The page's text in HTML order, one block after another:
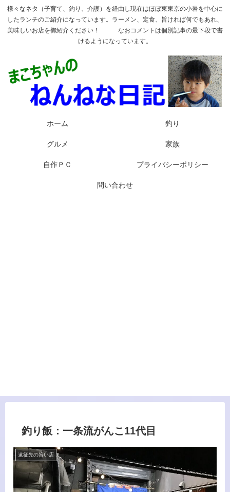
様々なネタ（子育て、釣り、介護）を経由し現在はほぼ東東京の小岩を中心に
したランチのご紹介になっています。ラーメン、定食、旨ければ何でもあれ、
美味しいお店を御紹介ください！ なおコメントは個別記事の最下段で書
けるようになっています。
ホーム 釣り
グルメ 家族
自作ＰＣ プライバシーポリシー
問い合わせ
釣り飯：一条流がんこ11代目
遠征先の旨い店